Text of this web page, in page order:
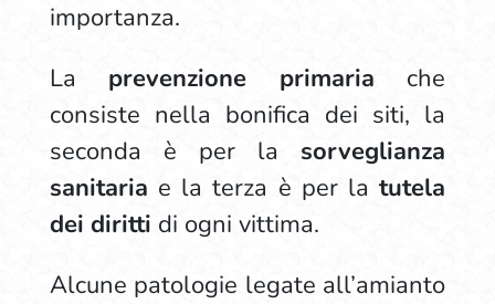
importanza.
La prevenzione primaria che
consiste nella bonifica dei siti, la
seconda è per la sorveglianza
sanitaria e la terza è per latutela
dei diritti di ogni vittima.
Alcune patologie legate all’amianto